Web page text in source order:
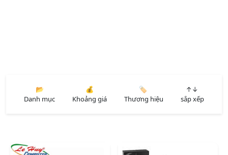
📂
Danh mục
💰
Khoảng giá
🏷️
Thương hiệu
↑↓
sắp xếp